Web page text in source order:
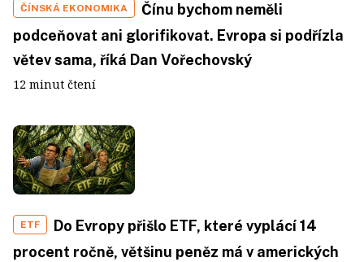
ČÍNSKÁ EKONOMIKA
Čínu bychom neměli
podceňovat ani glorifikovat. Evropa si podřízla
větev sama, říká Dan Vořechovský
12 minut čtení
ETF
Do Evropy přišlo ETF, které vyplácí 14
procent ročně, většinu peněz má v amerických